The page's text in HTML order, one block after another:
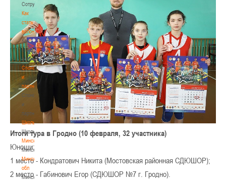
Сотрудничество
Как
стать
волонтером
Как
стать
волонтером
Спонсоры
и
партнеры
Спонсоры
и
партнеры
Школы
Школы
Минск
Минск
Минская
обл
Минская
Итоги тура в Гродно (10 февраля, 32 участника)
Юноши:
1 место - Кондратович Никита (Мостовская районная СДЮШОР);
2 место - Габинович Егор (СДЮШОР №7 г. Гродно).